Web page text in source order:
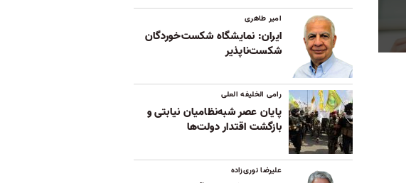
امیر طاهری
ایران: نمایشگاه شکست‌خوردگان
شکست‌ناپذیر
رامی الخلیفه العلی
پایان عصر شبه‌نظامیان نیابتی و
بازگشت اقتدار دولت‌ها
علیرضا نوری‌زاده